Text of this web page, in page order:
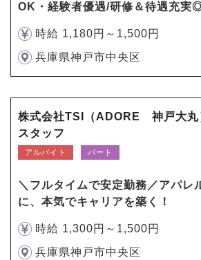
OK・経験者優遇/研修＆待遇充実
時給 1,180円～1,500円
兵庫県神戸市中央区
株式会社TSI（ADORE 神戸大丸
スタッフ
アルバイト パート
＼フルタイムで安定勤務／アパレ
に、本気でキャリアを築く！
時給 1,300円～1,500円
兵庫県神戸市中央区